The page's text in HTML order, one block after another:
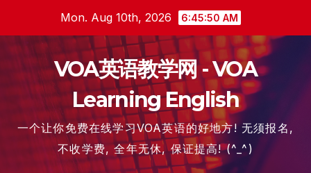
content
Mon. Aug 10th, 2026 6:45:50 AM
VOA英语教学网 - VOA
Learning English
一个让你免费在线学习VOA英语的好地方! 无须报名,
不收学费, 全年无休, 保证提高! (^_^)